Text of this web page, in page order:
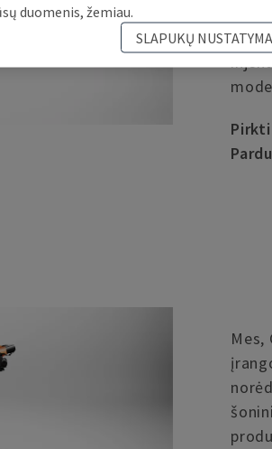
jas
duomenis, žemiau.
SLAPUKŲ